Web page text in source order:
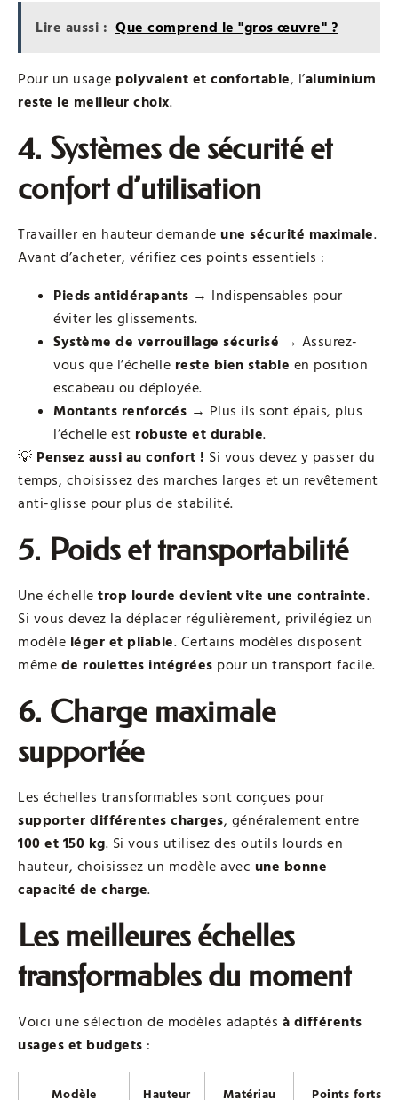
Lire aussi : Que comprend le "gros œuvre" ?
Pour un usage polyvalent et confortable, l’aluminium
reste le meilleur choix.
4. Systèmes de sécurité et
confort d’utilisation
Travailler en hauteur demande une sécurité maximale.
Avant d’acheter, vérifiez ces points essentiels :
Pieds antidérapants → Indispensables pour
éviter les glissements.
Système de verrouillage sécurisé → Assurez-
vous que l’échelle reste bien stable en position
escabeau ou déployée.
Montants renforcés → Plus ils sont épais, plus
l’échelle est robuste et durable.
💡 Pensez aussi au confort ! Si vous devez y passer du
temps, choisissez des marches larges et un revêtement
anti-glisse pour plus de stabilité.
5. Poids et transportabilité
Une échelle trop lourde devient vite une contrainte.
Si vous devez la déplacer régulièrement, privilégiez un
modèle léger et pliable. Certains modèles disposent
même de roulettes intégrées pour un transport facile.
6. Charge maximale
supportée
Les échelles transformables sont conçues pour
supporter différentes charges, généralement entre
100 et 150 kg. Si vous utilisez des outils lourds en
hauteur, choisissez un modèle avec une bonne
capacité de charge.
Les meilleures échelles
transformables du moment
Voici une sélection de modèles adaptés à différents
usages et budgets :
Modèle Hauteur Matériau Points forts